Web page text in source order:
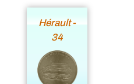
Hérault -
34